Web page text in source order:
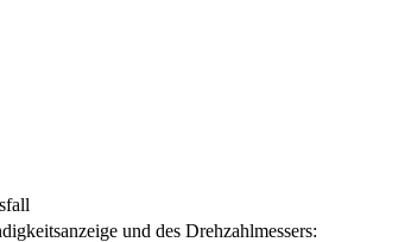
und des Drehzahlmessers: